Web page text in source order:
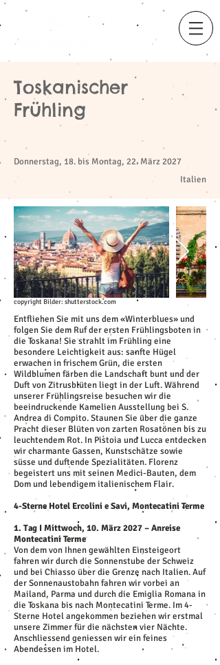
Toskanischer
Frühling
​
Donnerstag, 18. bis Montag, 22. März 2027
Italien
copyright Bilder: shutterstock.com
Entfliehen Sie mit uns dem «Winterblues» und
folgen Sie dem Ruf der ersten Frühlingsboten in
die Toskana! Sie strahlt im Frühling eine
besondere Leichtigkeit aus: sanfte Hügel
erwachen in frischem Grün, die ersten
Wildblumen färben die Landschaft bunt und der
Duft von Zitrusblüten liegt in der Luft. Während
unserer Frühlingsreise besuchen wir die
beeindruckende Kamelien Ausstellung bei S.
Andrea di Compito. Staunen Sie über die ganze
Pracht dieser Blüten von zarten Rosatönen bis zu
leuchtendem Rot. In Pistoia und Lucca entdecken
wir charmante Gassen, Kunstschätze sowie
süsse und duftende Spezialitäten. Florenz
begeistert uns mit seinen Medici-Bauten, dem
Dom und lebendigem italienischem Flair.
4-Sterne Hotel Ercolini e Savi, Montecatini Terme
1. Tag I Mittwoch, 10. März 2027 – Anreise
Montecatini Terme
Von dem von Ihnen gewählten Einsteigeort
fahren wir durch die Sonnenstube der Schweiz
und bei Chiasso über die Grenze nach Italien. Auf
der Sonnenaustobahn fahren wir vorbei an
Mailand, Parma und durch die Emiglia Romana in
die Toskana bis nach Montecatini Terme. Im 4-
Sterne Hotel angekommen beziehen wir erstmal
unsere Zimmer für die nächsten vier Nächte.
Anschliessend geniessen wir ein feines
Abendessen im Hotel.